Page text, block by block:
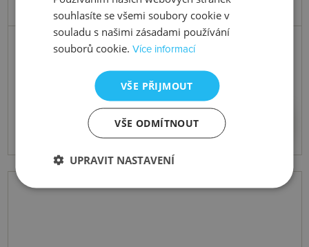
Přívěsek Emozioni Ice Sparkle Coin
Koupit
souhlasíte se všemi soubory cookie v
souladu s našimi zásadami používání
souborů cookie.Více informací
VŠE PŘIJMOUT
VŠE ODMÍTNOUT
UPRAVIT NASTAVENÍ